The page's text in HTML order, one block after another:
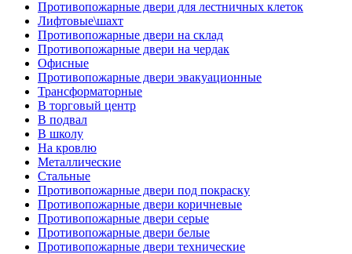
Противопожарные двери для лестничных клеток
Лифтовые\шахт
Противопожарные двери на склад
Противопожарные двери на чердак
Офисные
Противопожарные двери эвакуационные
Трансформаторные
В торговый центр
В подвал
В школу
На кровлю
Металлические
Стальные
Противопожарные двери под покраску
Противопожарные двери коричневые
Противопожарные двери серые
Противопожарные двери белые
Противопожарные двери технические